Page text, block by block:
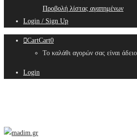
Προβολή λίστας αγαπημένων
Login / Sign Up
CartCart0
Το καλάθι αγορών σας είναι άδειο
Login